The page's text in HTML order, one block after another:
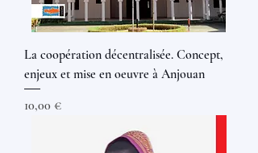
La coopération décentralisée. Concept,
enjeux et mise en oeuvre à Anjouan
Prix
10,00 €